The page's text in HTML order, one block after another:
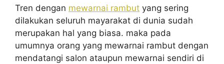
Tren dengan mewarnai rambut yang sering
dilakukan seluruh mayarakat di dunia sudah
merupakan hal yang biasa. maka pada
umumnya orang yang mewarnai rambut dengan
mendatangi salon ataupun mewarnai sendiri di